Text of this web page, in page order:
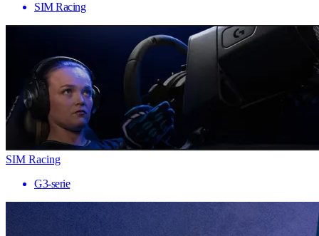
SIM Racing
SIM Racing
G3-serie